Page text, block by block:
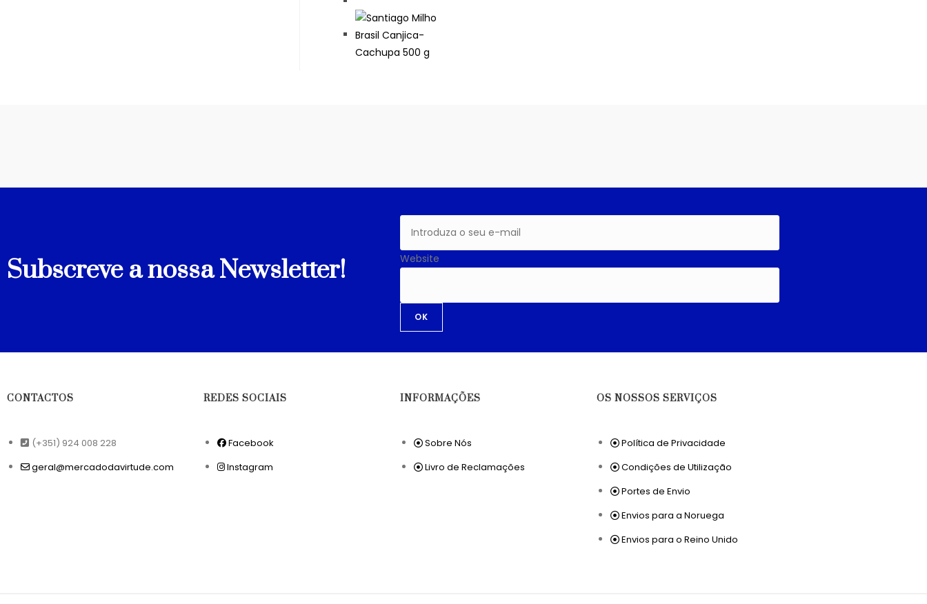
Subscreve a nossa Newsletter! Website
OK
CONTACTOS
(+351) 924 008 228
geral@mercadodavirtude.com
REDES SOCIAIS
Facebook
Instagram
INFORMAÇÕES
Sobre Nós
Livro de Reclamações
OS NOSSOS SERVIÇOS
Política de Privacidade
Condições de Utilização
Portes de Envio
Envios para a Noruega
Envios para o Reino Unido